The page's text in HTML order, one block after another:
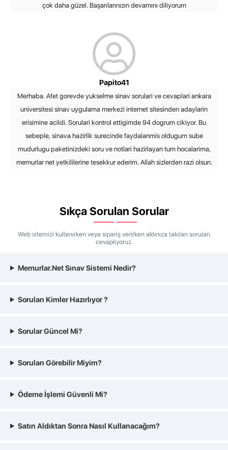
çok daha güzel. Başarılarınızın devamını diliyorum
Papito41
Merhaba. Afet gorevde yukselme sinav sorulari ve cevaplari ankara
universitesi sinav uygulama merkezi internet sitesinden adaylarin
erisimine acildi. Sorulari kontrol ettigimde 94 dogrum cikiyor. Bu
sebeple, sinava hazirlik surecinde faydalanmis oldugum sube
mudurlugu paketinizdeki soru ve notlari hazirlayan tum hocalarima,
memurlar net yetkililerine tesekkur ederim. Allah sizlerden razi olsun.
Sıkça Sorulan Sorular
Web sitemizi kullanırken veya sipariş verirken aklınıza takılan soruları
cevaplıyoruz.
Memurlar.Net Sınav Sistemi Nedir?
Soruları Kimler Hazırlıyor ?
Sorular Güncel Mi?
Soruları Görebilir Miyim?
Ödeme İşlemi Güvenli Mi?
Satın Aldıktan Sonra Nasıl Kullanacağım?